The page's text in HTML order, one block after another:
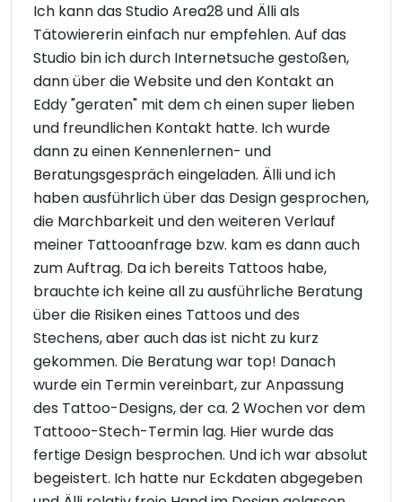
Ich kann das Studio Area28 und Älli als
Tätowiererin einfach nur empfehlen. Auf das
Studio bin ich durch Internetsuche gestoßen,
dann über die Website und den Kontakt an
Eddy "geraten" mit dem ch einen super lieben
und freundlichen Kontakt hatte. Ich wurde
dann zu einen Kennenlernen- und
Beratungsgespräch eingeladen. Älli und ich
haben ausführlich über das Design gesprochen,
die Marchbarkeit und den weiteren Verlauf
meiner Tattooanfrage bzw. kam es dann auch
zum Auftrag. Da ich bereits Tattoos habe,
brauchte ich keine all zu ausführliche Beratung
über die Risiken eines Tattoos und des
Stechens, aber auch das ist nicht zu kurz
gekommen. Die Beratung war top! Danach
wurde ein Termin vereinbart, zur Anpassung
des Tattoo-Designs, der ca. 2 Wochen vor dem
Tattooo-Stech-Termin lag. Hier wurde das
fertige Design besprochen. Und ich war absolut
begeistert. Ich hatte nur Eckdaten abgegeben